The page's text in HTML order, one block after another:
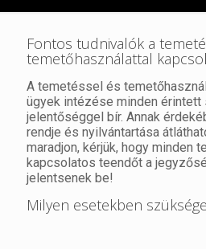
Fontos tudnivalók a
temetőhasználattal
A temetéssel és
ügyek intézése minden érintett
jelentőséggel bír. Annak
rendje és nyilvántartása
maradjon, kérjük, hogy minden
kapcsolatos teendőt a
jelentsenek be!
Milyen esetekben